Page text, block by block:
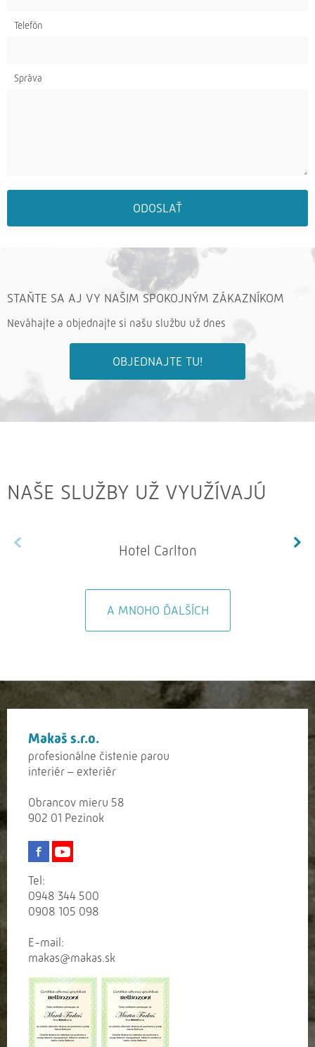
Telefón
Správa
ODOSLAŤ
STAŇTE SA AJ VY NAŠIM SPOKOJNÝM ZÁKAZNÍKOM
Neváhajte a objednajte si našu službu už dnes
OBJEDNAJTE TU!
NAŠE SLUŽBY UŽ VYUŽÍVAJÚ
Hotel Carlton
A MNOHO ĎALŠÍCH
Makaš s.r.o.
profesionálne čistenie parou
interiér – exteriér
Obrancov mieru 58
902 01 Pezinok
Tel:
0948 344 500
0908 105 098
E-mail:
makas@makas.sk